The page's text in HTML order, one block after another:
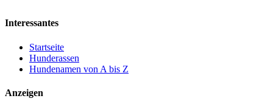
Interessantes
Startseite
Hunderassen
Hundenamen von A bis Z
Anzeigen